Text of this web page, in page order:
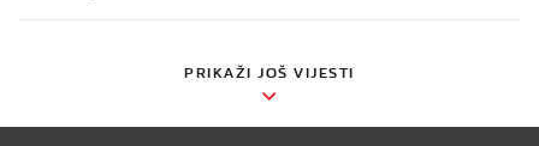
PRIKAŽI JOŠ VIJESTI